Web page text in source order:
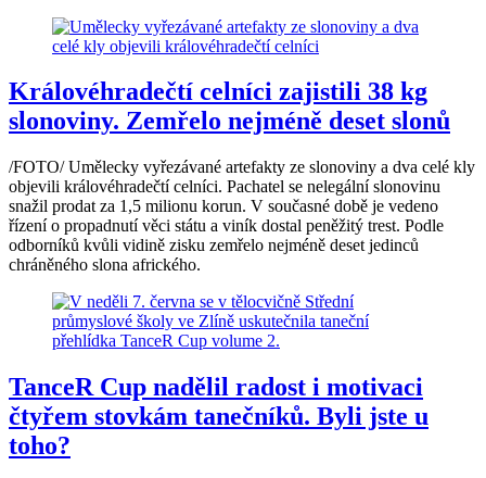
Královéhradečtí celníci zajistili 38 kg
slonoviny. Zemřelo nejméně deset slonů
/FOTO/ Umělecky vyřezávané artefakty ze slonoviny a dva celé kly
objevili královéhradečtí celníci. Pachatel se nelegální slonovinu
snažil prodat za 1,5 milionu korun. V současné době je vedeno
řízení o propadnutí věci státu a viník dostal peněžitý trest. Podle
odborníků kvůli vidině zisku zemřelo nejméně deset jedinců
chráněného slona afrického.
TanceR Cup nadělil radost i motivaci
čtyřem stovkám tanečníků. Byli jste u
toho?